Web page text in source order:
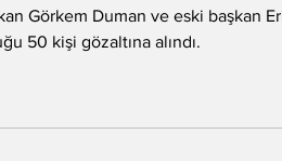
Görkem Duman ve eski başkan
50 kişi gözaltına alındı.